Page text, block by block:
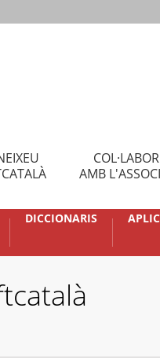
AMB
DICCIONARIS